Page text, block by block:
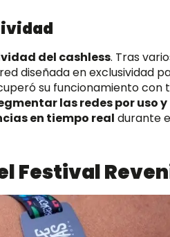
del cashless. Tras
diseñada en exclusividad
su funcionamiento con
las redes por uso y
en tiempo real durante
Festival